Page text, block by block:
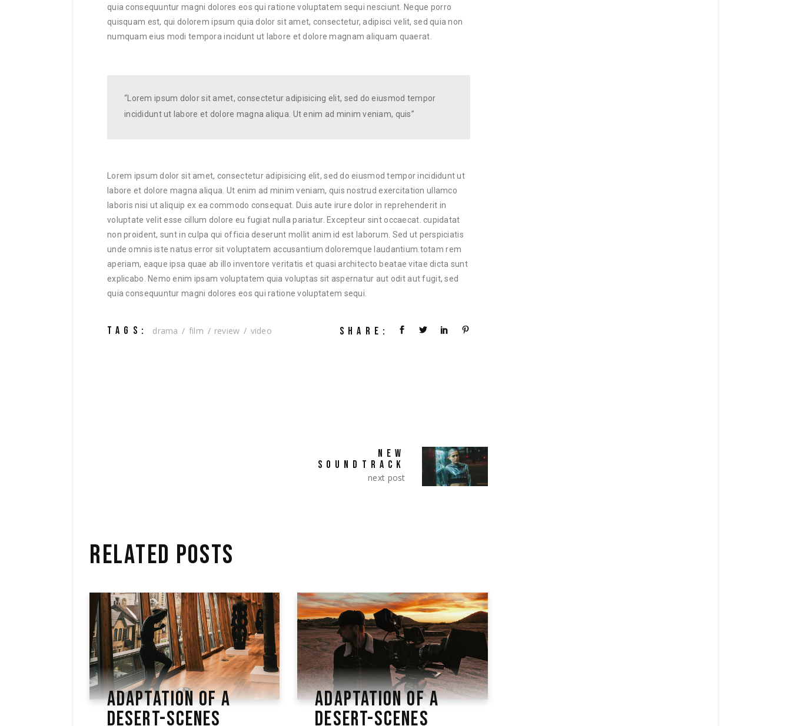
quia consequuntur magni dolores eos qui ratione voluptatem sequi nesciunt. Neque porro
quisquam est, qui dolorem ipsum quia dolor sit amet, consectetur, adipisci velit, sed quia non
numquam eius modi tempora incidunt ut labore et dolore magnam aliquam quaerat.
“Lorem ipsum dolor sit amet, consectetur adipisicing elit, sed do eiusmod tempor
incididunt ut labore et dolore magna aliqua. Ut enim ad minim veniam, quis”
Lorem ipsum dolor sit amet, consectetur adipisicing elit, sed do eiusmod tempor incididunt ut
labore et dolore magna aliqua. Ut enim ad minim veniam, quis nostrud exercitation ullamco
laboris nisi ut aliquip ex ea commodo consequat. Duis aute irure dolor in reprehenderit in
voluptate velit esse cillum dolore eu fugiat nulla pariatur. Excepteur sint occaecat. cupidatat
non proident, sunt in culpa qui officia deserunt mollit anim id est laborum. Sed ut perspiciatis
unde omnis iste natus error sit voluptatem accusantium doloremque laudantium.totam rem
aperiam, eaque ipsa quae ab illo inventore veritatis et quasi architecto beatae vitae dicta sunt
explicabo. Nemo enim ipsam voluptatem quia voluptas sit aspernatur aut odit aut fugit, sed
quia consequuntur magni dolores eos qui ratione voluptatem sequi.
TAGS: drama film review video SHARE:
NEW
SOUNDTRACK
next post
RELATED POSTS
ADAPTATION OF A
DESERT-SCENES
ADAPTATION OF A
DESERT-SCENES